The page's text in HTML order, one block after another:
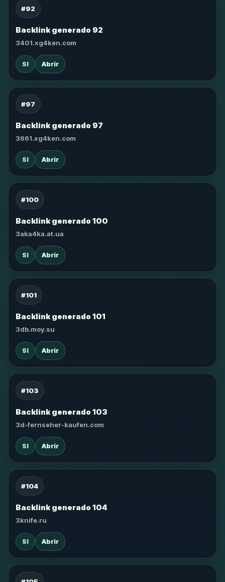
#92
Backlink generado 92
3401.xg4ken.com
SI Abrir
#97
Backlink generado 97
3661.xg4ken.com
SI Abrir
#100
Backlink generado 100
3aka4ka.at.ua
SI Abrir
#101
Backlink generado 101
3db.moy.su
SI Abrir
#103
Backlink generado 103
3d-fernseher-kaufen.com
SI Abrir
#104
Backlink generado 104
3knife.ru
SI Abrir